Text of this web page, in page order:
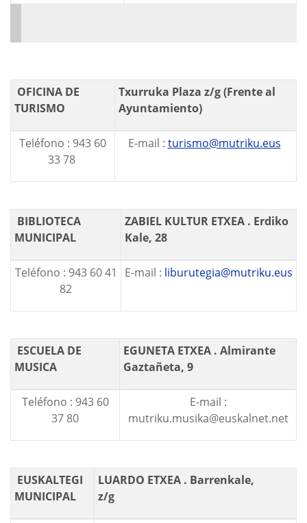
OFICINA DE
TURISMO
Txurruka Plaza z/g (Frente al
Ayuntamiento)
Teléfono : 943 60
33 78
E-mail : turismo@mutriku.eus
BIBLIOTECA
MUNICIPAL
ZABIEL KULTUR ETXEA . Erdiko
Kale, 28
Teléfono : 943 60 41
82
E-mail : liburutegia@mutriku.eus
ESCUELA DE
MUSICA
EGUNETA ETXEA . Almirante
Gaztañeta, 9
Teléfono : 943 60
37 80
E-mail :
mutriku.musika@euskalnet.net
EUSKALTEGI
MUNICIPAL
LUARDO ETXEA . Barrenkale,
z/g